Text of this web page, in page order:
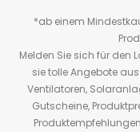
*ab einem
Melden Sie sich für den
sie tolle Angebote
Ventilatoren,
Gutscheine,